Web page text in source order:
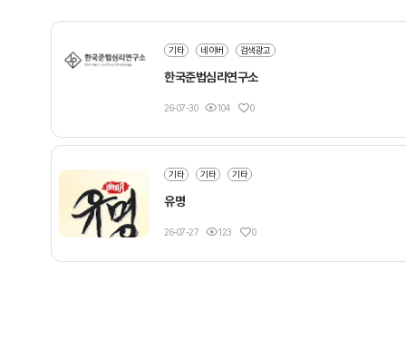
기타 네이버 검색광고
한국준법심리연구소
26-07-30 104 0
기타 기타 기타
유명
26-07-27 123 0